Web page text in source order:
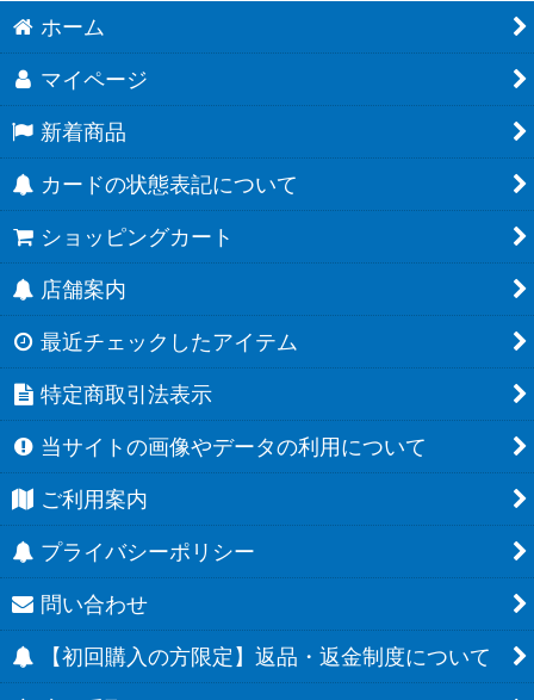
ホーム
マイページ
新着商品
カードの状態表記について
ショッピングカート
店舗案内
最近チェックしたアイテム
特定商取引法表示
当サイトの画像やデータの利用について
ご利用案内
プライバシーポリシー
問い合わせ
【初回購入の方限定】返品・返金制度について